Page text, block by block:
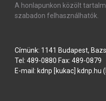
A honlapunkon közölt
szabadon felhasználhatók.
Címünk: 1141 Budapest,
Tel: 489-0880 Fax: 489-0879
E-mail: kdnp [kukac] kdnp.hu